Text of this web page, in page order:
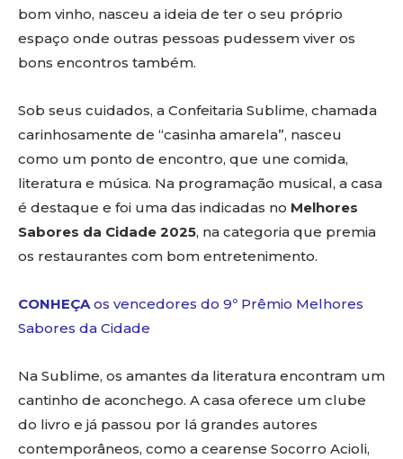
bom vinho, nasceu a ideia de ter o seu próprio
espaço onde outras pessoas pudessem viver os
bons encontros também.
Sob seus cuidados, a Confeitaria Sublime, chamada
carinhosamente de “casinha amarela”, nasceu
como um ponto de encontro, que une comida,
literatura e música. Na programação musical, a casa
é destaque e foi uma das indicadas no Melhores
Sabores da Cidade 2025, na categoria que premia
os restaurantes com bom entretenimento.
CONHEÇAos vencedores do 9º Prêmio Melhores
Sabores da Cidade
Na Sublime, os amantes da literatura encontram um
cantinho de aconchego. A casa oferece um clube
do livro e já passou por lá grandes autores
contemporâneos, como a cearense Socorro Acioli,